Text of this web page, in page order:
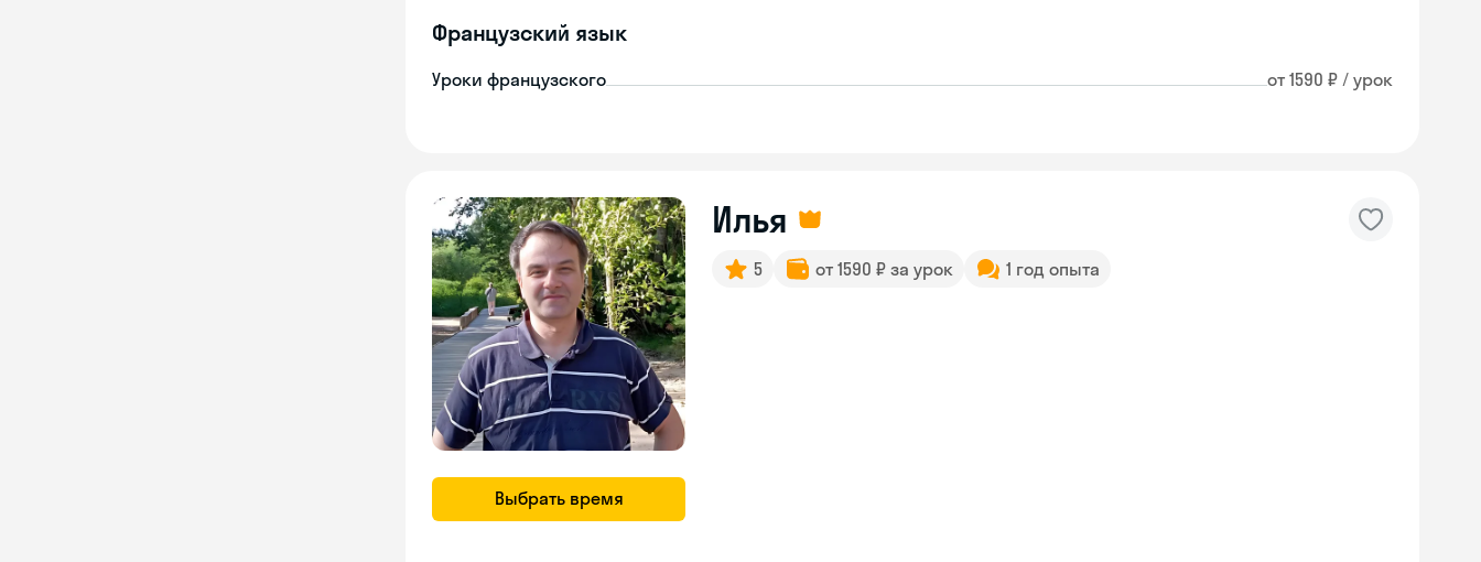
Французский язык
Уроки французского от 1590 ₽ / урок
Выбрать время
Илья
5 от 1590 ₽ за урок 1 год опыта